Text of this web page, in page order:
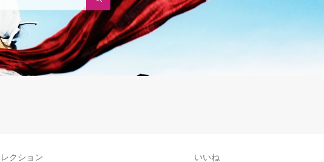
クション いいね